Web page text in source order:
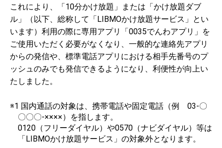
これにより、「10分かけ放題」または「かけ放題ダブ
ル」（以下、総称して「LIBMOかけ放題サービス」とい
います）利用の際に専用アプリ「0035でんわアプリ」を
ご使用いただく必要がなくなり、一般的な連絡先アプリ
からの発信や、標準電話アプリにおける相手先番号のプ
ッシュのみでも発信できるようになり、利便性が向上い
たしました。
※1 国内通話の対象は、携帯電話や固定電話（例 03-〇
〇〇〇-××××）を指します。
0120（フリーダイヤル）や0570（ナビダイヤル）等は
「LIBMOかけ放題サービス」の対象外となります。